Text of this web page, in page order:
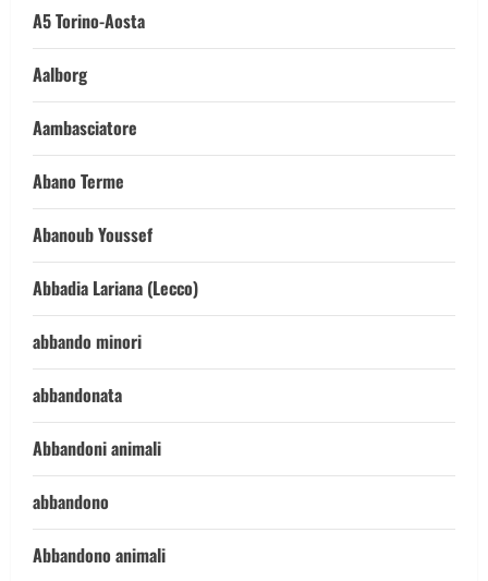
A5 Torino-Aosta
Aalborg
Aambasciatore
Abano Terme
Abanoub Youssef
Abbadia Lariana (Lecco)
abbando minori
abbandonata
Abbandoni animali
abbandono
Abbandono animali